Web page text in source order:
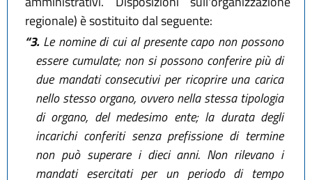
regionale) è sostituito dal seguente:
“3.Le nomine di cui al presente capo non possono
essere cumulate; non si possono conferire più di
due mandati consecutivi per ricoprire una carica
nello stesso organo, ovvero nella stessa tipologia
di organo, del medesimo ente; la durata degli
incarichi conferiti senza prefissione di termine
non può superare i dieci anni. Non rilevano i
mandati esercitati per un periodo di tempo